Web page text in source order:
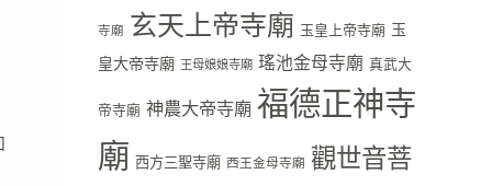
寺廟 玄天上帝寺廟 玉皇上帝寺廟 玉
皇大帝寺廟 王母娘娘寺廟 瑤池金母寺廟 真武大
帝寺廟 神農大帝寺廟 福德正神寺
廟 西方三聖寺廟 西王金母寺廟 觀世音菩